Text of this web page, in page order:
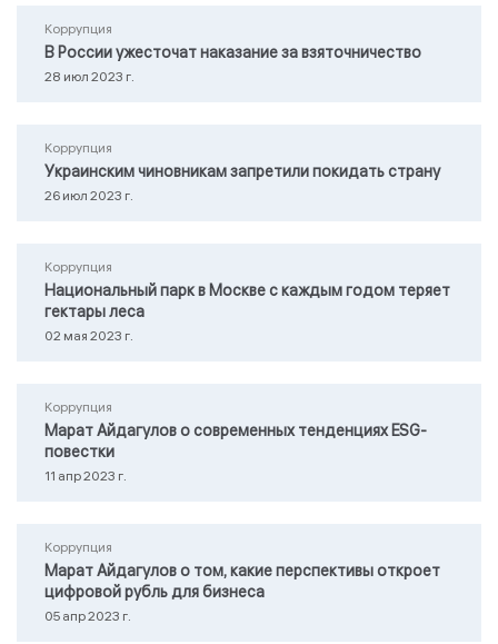
Коррупция
В России ужесточат наказание за взяточничество
28 июл 2023 г.
Коррупция
Украинским чиновникам запретили покидать страну
26 июл 2023 г.
Коррупция
Национальный парк в Москве с каждым годом теряет
гектары леса
02 мая 2023 г.
Коррупция
Марат Айдагулов о современных тенденциях ESG-
повестки
11 апр 2023 г.
Коррупция
Марат Айдагулов о том, какие перспективы откроет
цифровой рубль для бизнеса
05 апр 2023 г.